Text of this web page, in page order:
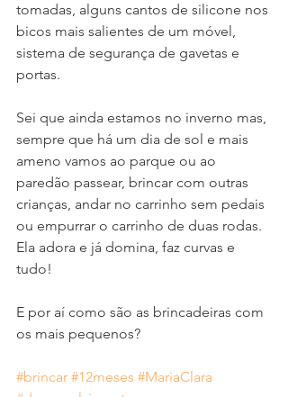
tomadas, alguns cantos de silicone nos
bicos mais salientes de um móvel,
sistema de segurança de gavetas e
portas.
Sei que ainda estamos no inverno mas,
sempre que há um dia de sol e mais
ameno vamos ao parque ou ao
paredão passear, brincar com outras
crianças, andar no carrinho sem pedais
ou empurrar o carrinho de duas rodas.
Ela adora e já domina, faz curvas e
tudo!
E por aí como são as brincadeiras com
os mais pequenos?
#brincar #12meses #MariaClara